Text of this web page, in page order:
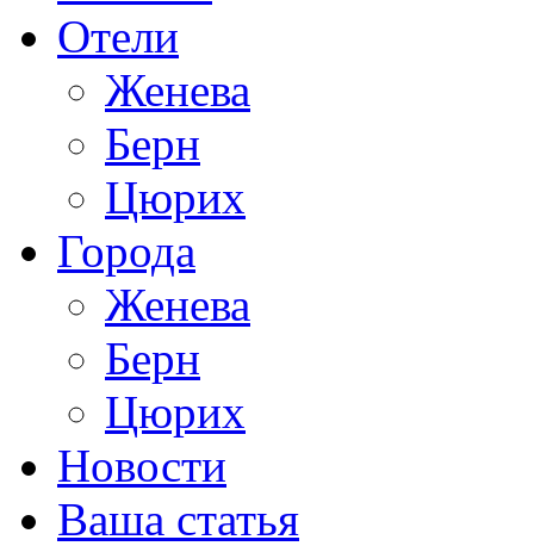
Отели
Женева
Берн
Цюрих
Города
Женева
Берн
Цюрих
Новости
Ваша статья